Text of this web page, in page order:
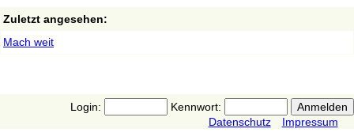
Zuletzt angesehen:
Mach weit
Login:
Kennwort:
Datenschutz
Impressum